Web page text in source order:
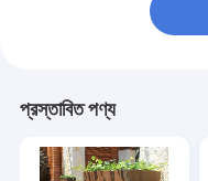
প্রস্তাবিত পণ্য